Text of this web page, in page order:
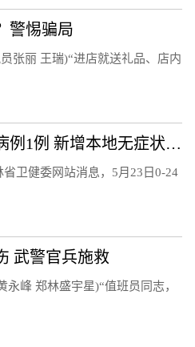
警惕骗局
丽 王瑞)“进店就送礼品、店内
吉林省新增本地确诊病例1例 新增本地无症状感染者7例
卫健委网站消息，5月23日0-24
武警官兵施救
员同志，